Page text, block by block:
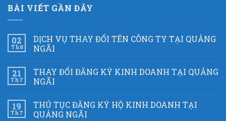
BÀI VIẾT GẦN ĐÂY
02
Th8
DỊCH VỤ THAY ĐỔI TÊN CÔNG TY TẠI QUẢNG
NGÃI
21
Th7
THAY ĐỔI ĐĂNG KÝ KINH DOANH TẠI QUẢNG
NGÃI
19
Th7
THỦ TỤC ĐĂNG KÝ HỘ KINH DOANH TẠI
QUẢNG NGÃI